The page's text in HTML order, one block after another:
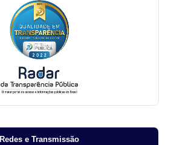
Redes e Transmissão